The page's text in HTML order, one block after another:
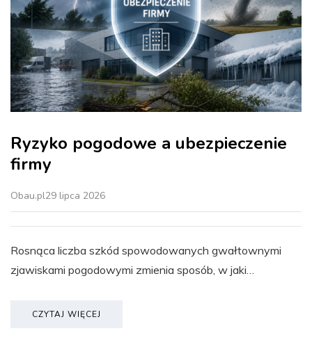
Ryzyko pogodowe a ubezpieczenie
firmy
Obau.pl29 lipca 2026
Rosnąca liczba szkód spowodowanych gwałtownymi
zjawiskami pogodowymi zmienia sposób, w jaki…
CZYTAJ WIĘCEJ